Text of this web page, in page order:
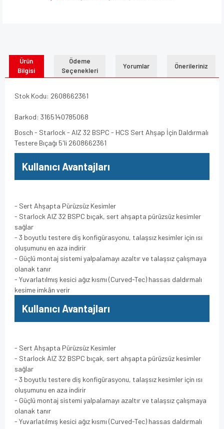
Ürün
Bilgisi
Ödeme
Seçenekleri
Yorumlar Önerileriniz
Stok Kodu: 2608662361
Barkod: 3165140785068
Bosch - Starlock - AIZ 32 BSPC - HCS Sert Ahşap İçin Daldırmalı
Testere Bıçağı 5'li 2608662361
Kullanıcı Avantajları
- Sert Ahşapta Pürüzsüz Kesimler
- Starlock AIZ 32 BSPC bıçak, sert ahşapta pürüzsüz kesimler
sağlar
- 3 boyutlu testere diş konfigürasyonu, talaşsız kesimler için ısı
oluşumunu en aza indirir
- Güçlü montaj sistemi yalpalamayı azaltır ve talaşsız çalışmaya
olanak tanır
- Yuvarlatılmış kesici ağız kısmı (Curved-Tec) hassas daldırmalı
kesime imkân verir
Kullanıcı Avantajları
- Sert Ahşapta Pürüzsüz Kesimler
- Starlock AIZ 32 BSPC bıçak, sert ahşapta pürüzsüz kesimler
sağlar
- 3 boyutlu testere diş konfigürasyonu, talaşsız kesimler için ısı
oluşumunu en aza indirir
- Güçlü montaj sistemi yalpalamayı azaltır ve talaşsız çalışmaya
olanak tanır
- Yuvarlatılmış kesici ağız kısmı (Curved-Tec) hassas daldırmalı